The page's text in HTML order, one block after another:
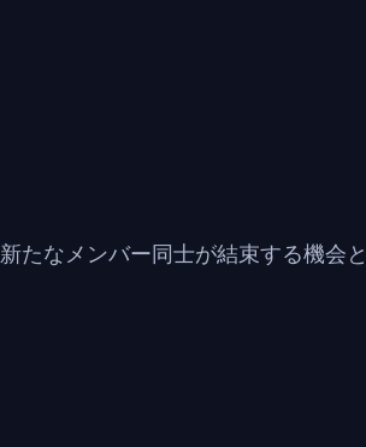
新たなメンバー同士が結束する機会